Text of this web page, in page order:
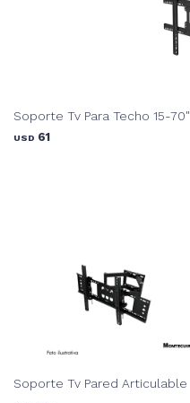
Soporte Tv Para Techo 15-70"
USD 61
Soporte Tv Pared Articulable